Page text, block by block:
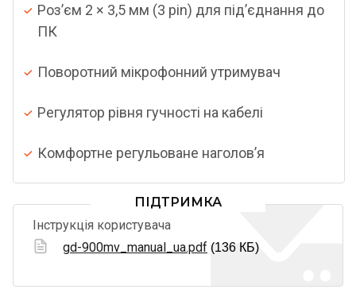
Pоз’єм 2 × 3,5 мм (3 pin) для під’єднання до
ПК
Поворотний мікрофонний утримувач
Регулятор рівня гучності на кабелі
Комфортне регульоване наголов’я
ПІДТРИМКА
Інструкція користувача
gd-900mv_manual_ua.pdf (136 КБ)